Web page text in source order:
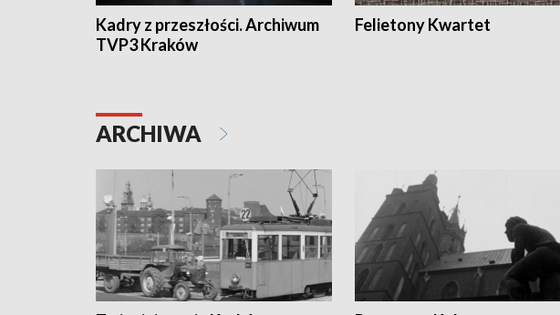
Kadry z przeszłości. Archiwum
TVP3 Kraków
Felietony Kwartet
ARCHIWA